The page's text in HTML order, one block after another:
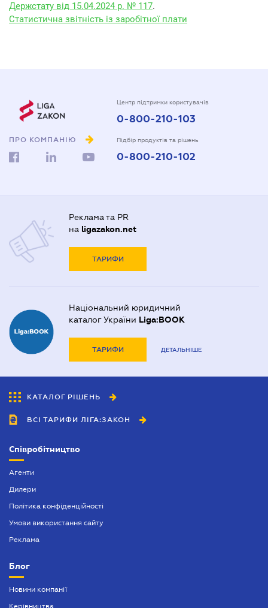
Держстату від 15.04.2024 р. № 117.
Статистична звітність із заробітної плати
ПРО КОМПАНІЮ
Центр підтримки користувачів
0-800-210-103
Підбір продуктів та рішень
0-800-210-102
Реклама та PR
на ligazakon.net
ТАРИФИ
Національний юридичний
каталог України Liga:BOOK
ТАРИФИ ДЕТАЛЬНІШЕ
КАТАЛОГ РІШЕНЬ
ВСІ ТАРИФИ ЛІГА:ЗАКОН
Співробітництво
Агенти
Дилери
Політика конфіденційності
Умови використання сайту
Реклама
Блог
Новини компанії